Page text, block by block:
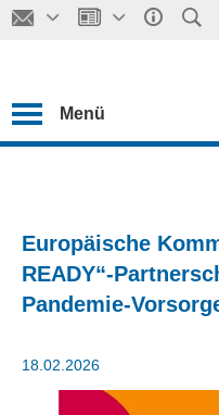
Menü
Europäische
READY“-
Pandemie-
18.02.2026